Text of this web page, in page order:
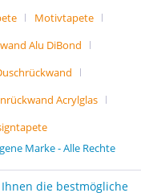
Motivtapete
Alu DiBond
Acrylglas
Marke - Alle Rechte
die bestmögliche